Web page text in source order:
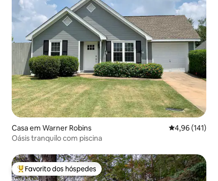
Casa em Warner Robins Classificação
4,96 (141)
Oásis tranquilo com piscina
Favoritos dos hóspedes mais apreciados
Favorito dos hóspedes